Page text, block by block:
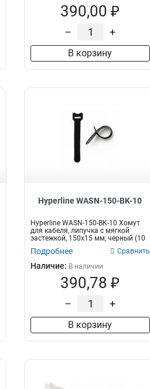
390,00 ₽
– +
В корзину
Hyperline WASN-150-BK-10
Hyperline WASN-150-BK-10 Хомут
для кабеля, липучка с мягкой
застежкой, 150x15 мм, черный (10
Подробнее Сравнить
Наличие: В наличии
390,78 ₽
– +
В корзину